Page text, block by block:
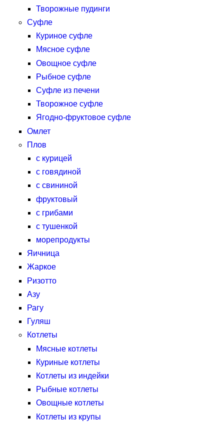
Творожные пудинги
Суфле
Куриное суфле
Мясное суфле
Овощное суфле
Рыбное суфле
Суфле из печени
Творожное суфле
Ягодно-фруктовое суфле
Омлет
Плов
с курицей
с говядиной
с свининой
фруктовый
с грибами
с тушенкой
морепродукты
Яичница
Жаркое
Ризотто
Азу
Рагу
Гуляш
Котлеты
Мясные котлеты
Куриные котлеты
Котлеты из индейки
Рыбные котлеты
Овощные котлеты
Котлеты из крупы